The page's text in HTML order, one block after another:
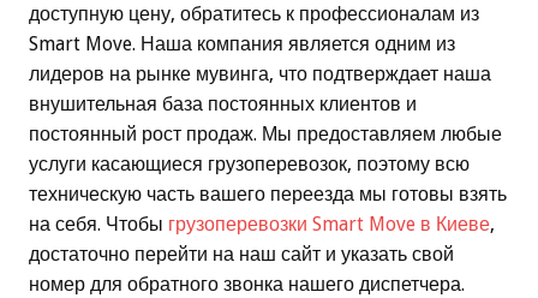
доступную цену, обратитесь к профессионалам из
Smart Move. Наша компания является одним из
лидеров на рынке мувинга, что подтверждает наша
внушительная база постоянных клиентов и
постоянный рост продаж. Мы предоставляем любые
услуги касающиеся грузоперевозок, поэтому всю
техническую часть вашего переезда мы готовы взять
на себя. Чтобы грузоперевозки Smart Move в Киеве,
достаточно перейти на наш сайт и указать свой
номер для обратного звонка нашего диспетчера.